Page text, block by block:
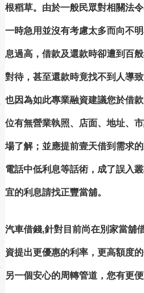
根稻草。由於一般民眾對相關法
一時急用並沒有考慮太多而向不
息過高，借款及還款時卻遭到百
對待，甚至還款時竟找不到人導
也因為如此專業融資建議您於借
位有無營業執照、店面、地址、
場了解；並應提前壹天借到需求
電話中低利息等話術，成了誤入
宜的利息請找正豐當舖。
汽車借錢,針對目前尚在別家當舖
資提出更優惠的利率，更高額度
另一個安心的周轉管道，您有更